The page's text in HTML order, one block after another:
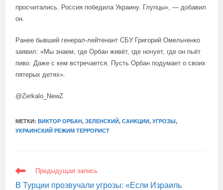
просчитались. Россия победила Украину. Глупцы», — добавил
он.
Ранее бывший генерал-лейтенант СБУ Григорий Омельченко
заявил: «Мы знаем, где Орбан живёт, где ночует, где он пьёт
пиво. Даже с кем встречается. Пусть Орбан подумает о своих
пятерых детях».
@Zerkalo_NewZ
МЕТКИ:ВИКТОР ОРБАН, ЗЕЛЕНСКИЙ, САНКЦИИ, УГРОЗЫ,
УКРАИНСКИЙ РЕЖИМ ТЕРРОРИСТ
ЕЩЕ
СТАТЬИ
Предыдущая запись
В Турции прозвучали угрозы: «Если Израиль